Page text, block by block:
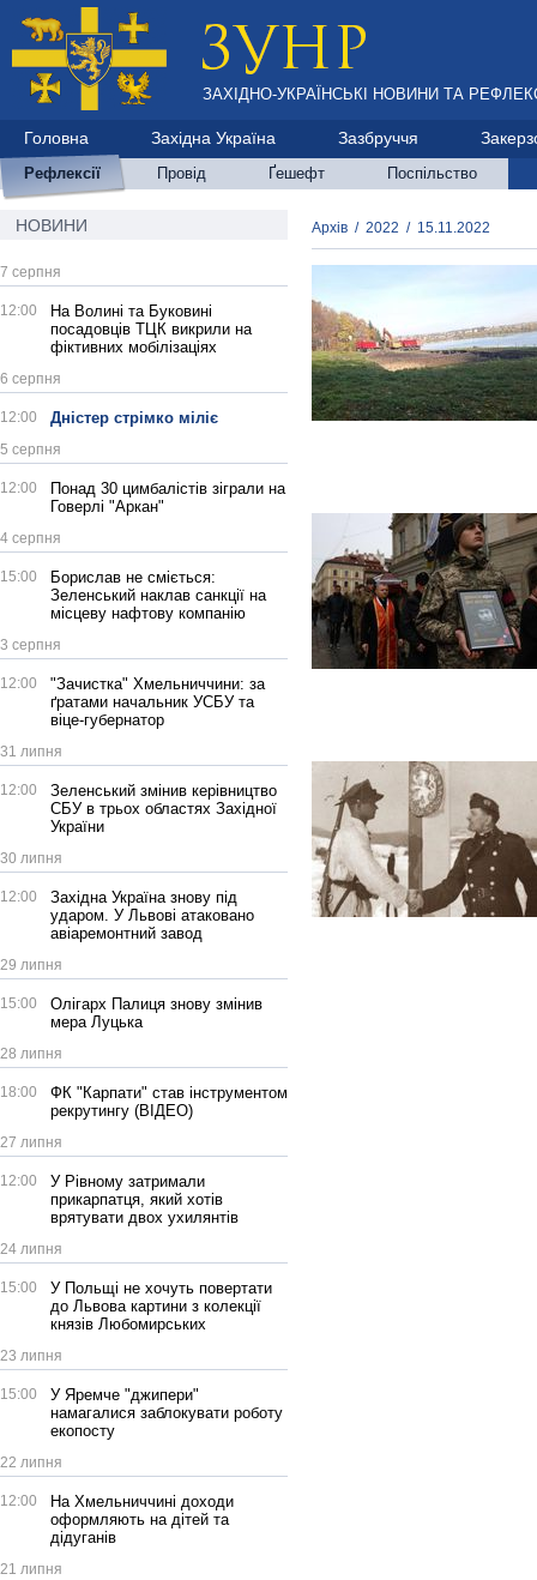
ЗАХІДНО-УКРАЇНСЬКІ НОВИНИ ТА
Головна Західна Україна Зазбруччя
Рефлексії Провід Ґешефт Поспільство
НОВИНИ
7 серпня
12:00
На Волині та Буковині
посадовців ТЦК викрили на
фіктивних мобілізаціях
6 серпня
12:00 Дністер стрімко міліє
5 серпня
12:00
Понад 30 цимбалістів зіграли на
Говерлі "Аркан"
4 серпня
15:00
Борислав не сміється:
Зеленський наклав санкції на
місцеву нафтову компанію
3 серпня
12:00
"Зачистка" Хмельниччини: за
ґратами начальник УСБУ та
віце-губернатор
31 липня
12:00
Зеленський змінив керівництво
СБУ в трьох областях Західної
України
30 липня
12:00
Західна Україна знову під
ударом. У Львові атаковано
авіаремонтний завод
29 липня
15:00
Олігарх Палиця знову змінив
мера Луцька
28 липня
18:00
ФК "Карпати" став інструментом
рекрутингу (ВІДЕО)
27 липня
12:00
У Рівному затримали
прикарпатця, який хотів
врятувати двох ухилянтів
24 липня
15:00
У Польщі не хочуть повертати
до Львова картини з колекції
князів Любомирських
23 липня
15:00
У Яремче "джипери"
намагалися заблокувати роботу
екопосту
22 липня
12:00
На Хмельниччині доходи
оформляють на дітей та
дідуганів
21 липня
Архів / 2022 / 15.11.2022